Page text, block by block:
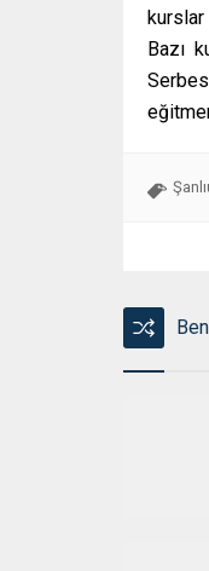
kurslar
Bazı